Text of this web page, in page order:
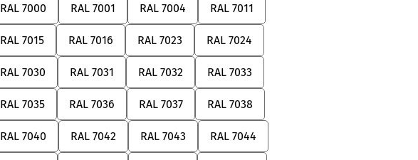
RAL 7000 RAL 7001 RAL 7004 RAL 7011
RAL 7015 RAL 7016 RAL 7023 RAL 7024
RAL 7030 RAL 7031 RAL 7032 RAL 7033
RAL 7035 RAL 7036 RAL 7037 RAL 7038
RAL 7040 RAL 7042 RAL 7043 RAL 7044